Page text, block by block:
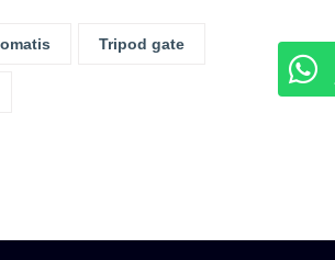
Tripod gate